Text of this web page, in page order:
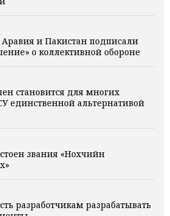
Аравия и Пакистан подписали
о коллективной обороне
становится для многих
единственной альтернативой
звания «Нохчийн
разработчикам разрабатывать